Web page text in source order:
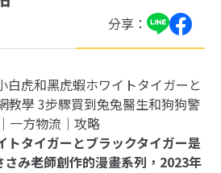
分享：
トタイガーとブラックタイガー是
み老師創作的漫畫系列，2023年